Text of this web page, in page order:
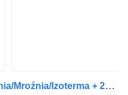
Fiat Ducato Kontener Chłodnia/Mroźnia/Izoterma + 230 V Salon PL